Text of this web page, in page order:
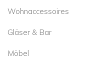
Wohnaccessoires
Gläser & Bar
Möbel